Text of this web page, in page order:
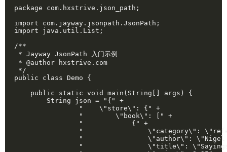
package com.hxstrive.json_path;
import com.jayway.jsonpath.JsonPath;
import java.util.List;
/**
* Jayway JsonPath 入门示例
* @author hxstrive.com
*/
public class Demo {
public static void main(String[] args) {
String json = "{" +
"    \"store\": {" +
"        \"book\": [" +
"            {" +
"                \"category\":
"                \"author\": \"Nigel
"                \"title\": \"Sayings of